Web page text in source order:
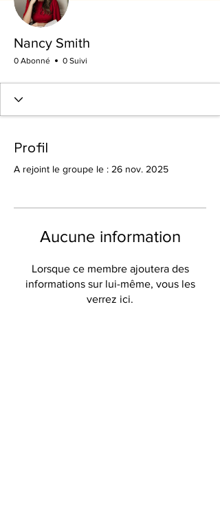
Nancy Smith
0 Abonné 0 Suivi
Profil
A rejoint le groupe le : 26 nov. 2025
Aucune information
Lorsque ce membre ajoutera des
informations sur lui-même, vous les
verrez ici.